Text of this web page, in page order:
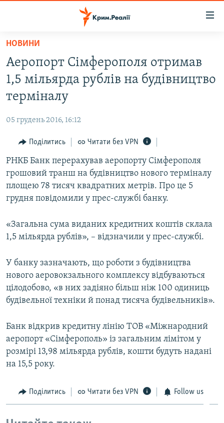
Перейти
основного
матеріалу
до
основної
навігації
Перейти
пошуку
ВОДА.КРИМ
ВІДЕО ТА ФОТО
БЛОГИ
ПОГЛЯД
ІНТЕРВ'Ю
ВСЕ ЗА ДЕНЬ
СПЕЦПРОЕКТИ
ВІДЕОУРОКИ «ELIFBE»
УКРАЇНСЬКА ПРОБЛЕМА КРИМУ
ІНФОГРАФІКА
Русский
Qırımtatar
ДОЛУЧАЙСЯ!
Усі сайти RFE/RL
НОВИНИ
Аеропорт Сімферополя отримав
1,5 мільярда рублів на будівництво
терміналу
05 грудень 2016, 16:12
Поділитись Читати без VPN
РНКБ Банк перерахував аеропорту Сімферополя
грошовий транш на будівництво нового терміналу
площею 78 тисяч квадратних метрів. Про це 5
грудня повідомили у прес-службі банку.
«Загальна сума виданих кредитних коштів склала
1,5 мільярда рублів», – відзначили у прес-службі.
У банку зазначають, що роботи з будівництва
нового аеровокзального комплексу відбуваються
цілодобово, «в них задіяно більш ніж 100 одиниць
будівельної техніки й понад тисяча будівельників».
Банк відкрив кредитну лінію ТОВ «Міжнародний
аеропорт «Сімферополь» із загальним лімітом у
розмірі 13,98 мільярда рублів, кошти будуть надані
на 15,5 року.
Поділитись Читати без VPN Follow us